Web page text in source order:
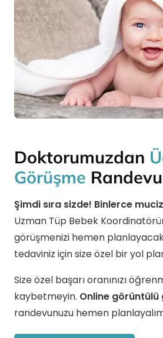
Doktorumuzdan
Görüşme
Şimdi sıra sizde! Binlerce
Uzman Tüp Bebek
görüşmenizi hemen
tedaviniz için size özel bir yol
Size özel başarı oranınızı
kaybetmeyin. Online görüntülü
randevunuzu hemen